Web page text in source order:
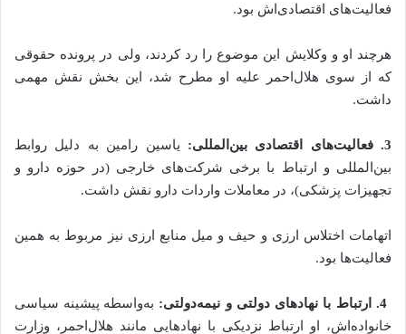
فعالیت‌های اقتصادی‌اش بود.
هرچند او و وکلایش این موضوع را رد کردند، ولی در پرونده حقوقی
که از سوی هلال‌احمر علیه او مطرح شد، این بخش نقش مهمی
داشت.
3. فعالیت‌های اقتصادی بین‌المللی:
یاسین رامین به دلیل روابط
بین‌المللی و ارتباط با برخی شرکت‌های خارجی (در حوزه دارو و
تجهیزات پزشکی)، در معاملات واردات دارو نقش داشت.
اتهامات اختلاس ارزی و حیف و میل منابع ارزی نیز مربوط به همین
فعالیت‌ها بود.
4. ارتباط با نهادهای دولتی و نیمه‌دولتی:
به‌واسطه پیشینه سیاسی
خانواده‌اش، او ارتباط نزدیکی با نهادهایی مانند هلال‌احمر، وزارت